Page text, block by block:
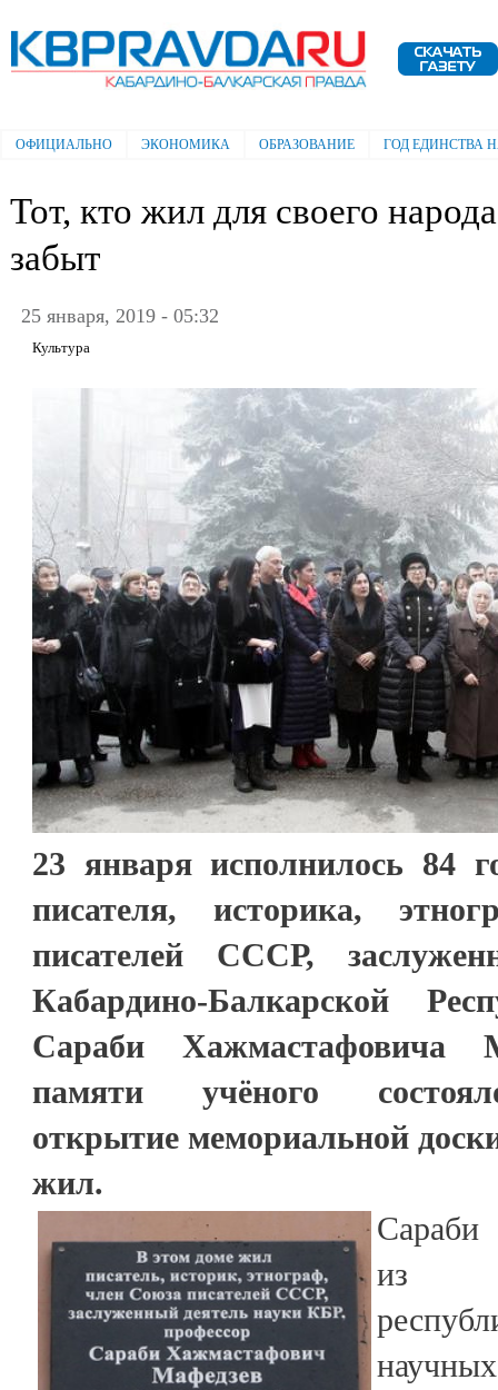
Электронная газета "Кабардино-
Балкарская правда"
Главное меню
ОФИЦИАЛЬНО ЭКОНОМИКА ОБРАЗОВАНИЕ ГОД ЕДИНСТВА
Тот, кто жил для своего
забыт
25 января, 2019 - 05:32
Культура
23 января исполнилось 84
писателя, историка,
писателей СССР,
Кабардино-Балкарской
Сараби Хажмастафовича
памяти учёного
открытие мемориальной
жил.
из